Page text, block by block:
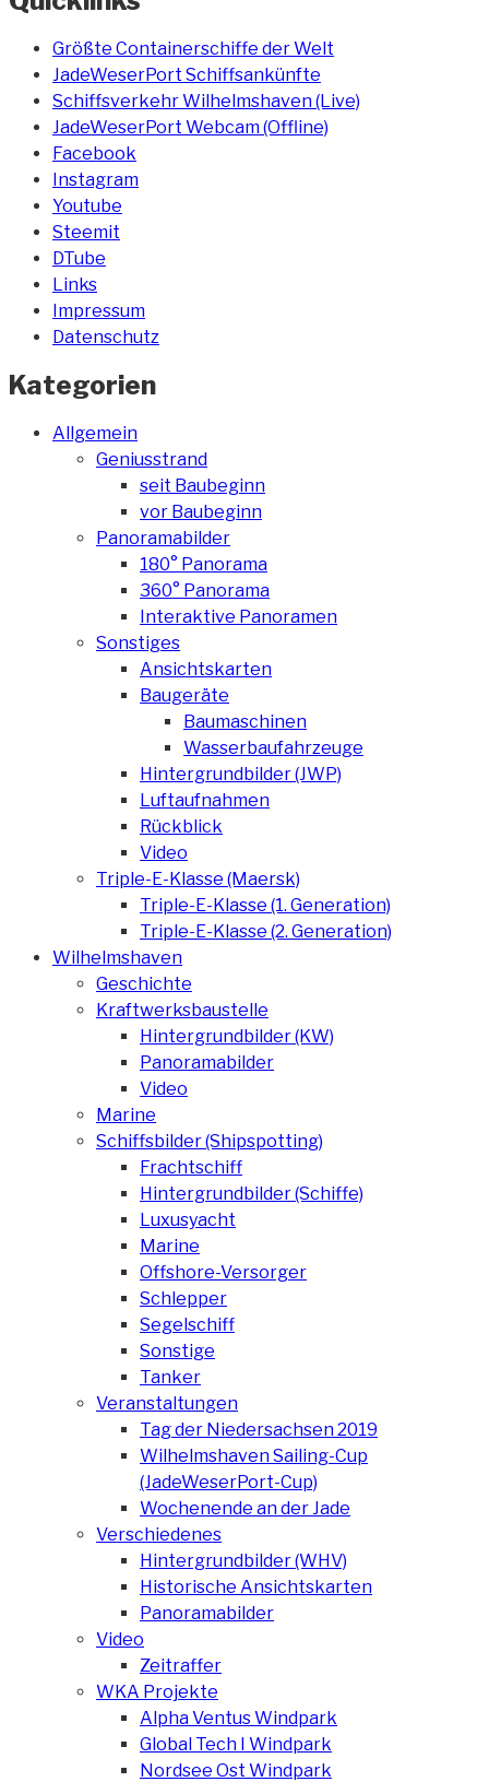
Größte Containerschiffe der Welt
JadeWeserPort Schiffsankünfte
Schiffsverkehr Wilhelmshaven (Live)
JadeWeserPort Webcam (Offline)
Facebook
Instagram
Youtube
Steemit
DTube
Links
Impressum
Datenschutz
Kategorien
Allgemein
Geniusstrand
seit Baubeginn
vor Baubeginn
Panoramabilder
180° Panorama
360° Panorama
Interaktive Panoramen
Sonstiges
Ansichtskarten
Baugeräte
Baumaschinen
Wasserbaufahrzeuge
Hintergrundbilder (JWP)
Luftaufnahmen
Rückblick
Video
Triple-E-Klasse (Maersk)
Triple-E-Klasse (1. Generation)
Triple-E-Klasse (2. Generation)
Wilhelmshaven
Geschichte
Kraftwerksbaustelle
Hintergrundbilder (KW)
Panoramabilder
Video
Marine
Schiffsbilder (Shipspotting)
Frachtschiff
Hintergrundbilder (Schiffe)
Luxusyacht
Marine
Offshore-Versorger
Schlepper
Segelschiff
Sonstige
Tanker
Veranstaltungen
Tag der Niedersachsen 2019
Wilhelmshaven Sailing-Cup
(JadeWeserPort-Cup)
Wochenende an der Jade
Verschiedenes
Hintergrundbilder (WHV)
Historische Ansichtskarten
Panoramabilder
Video
Zeitraffer
WKA Projekte
Alpha Ventus Windpark
Global Tech I Windpark
Nordsee Ost Windpark